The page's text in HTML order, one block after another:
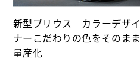
新型プリウス カラーデザイ
ナーこだわりの色をそのまま
量産化